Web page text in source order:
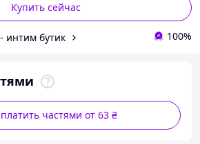
Купить сейчас
интим бутик 100%
частями от 63 ₴